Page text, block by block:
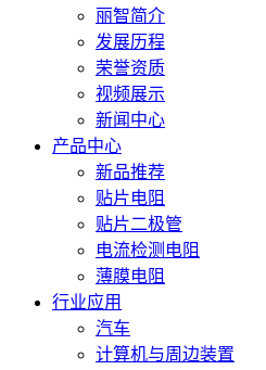
丽智简介
发展历程
荣誉资质
视频展示
新闻中心
产品中心
新品推荐
贴片电阻
贴片二极管
电流检测电阻
薄膜电阻
行业应用
汽车
计算机与周边装置